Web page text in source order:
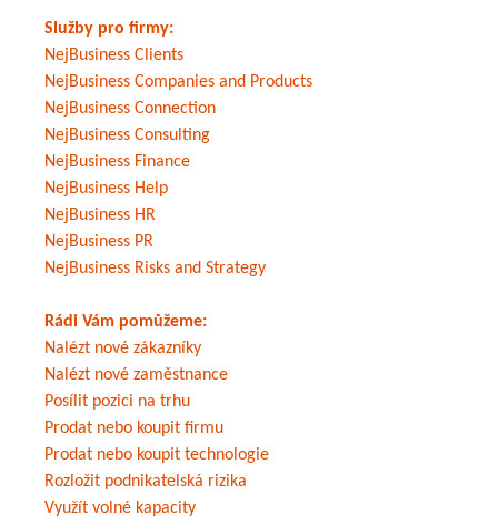
Služby pro firmy:
NejBusiness Clients
NejBusiness Companies and Products
NejBusiness Connection
NejBusiness Consulting
NejBusiness Finance
NejBusiness Help
NejBusiness HR
NejBusiness PR
NejBusiness Risks and Strategy
Rádi Vám pomůžeme:
Nalézt nové zákazníky
Nalézt nové zaměstnance
Posílit pozici na trhu
Prodat nebo koupit firmu
Prodat nebo koupit technologie
Rozložit podnikatelská rizika
Využít volné kapacity